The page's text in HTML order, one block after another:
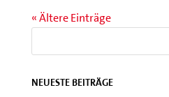
« Ältere Einträge
Neueste Beiträge